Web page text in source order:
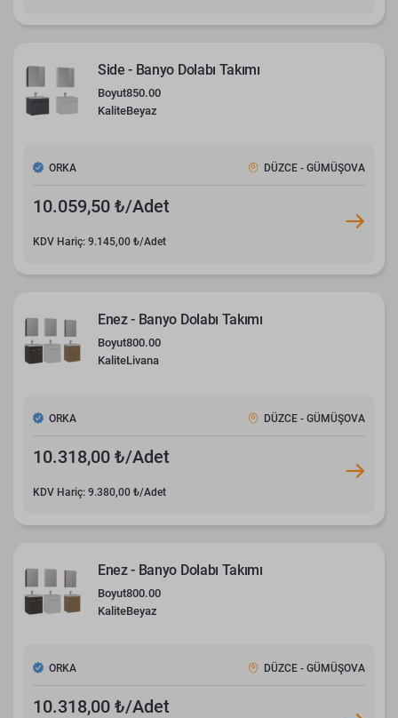
Side - Banyo Dolabı Takımı
Boyut850.00
KaliteBeyaz
ORKA DÜZCE - GÜMÜŞOVA
10.059,50 ₺/Adet
KDV Hariç: 9.145,00 ₺/Adet
Enez - Banyo Dolabı Takımı
Boyut800.00
KaliteLivana
ORKA DÜZCE - GÜMÜŞOVA
10.318,00 ₺/Adet
KDV Hariç: 9.380,00 ₺/Adet
Enez - Banyo Dolabı Takımı
Boyut800.00
KaliteBeyaz
ORKA DÜZCE - GÜMÜŞOVA
10.318,00 ₺/Adet